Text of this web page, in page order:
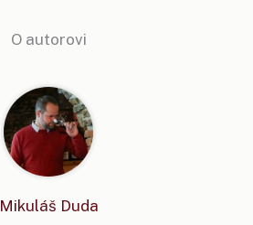
O autorovi
Mikuláš Duda